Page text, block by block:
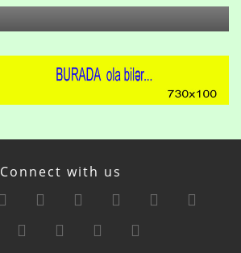
Connect with us